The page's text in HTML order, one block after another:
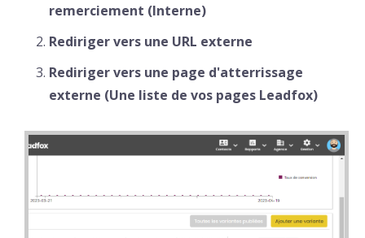
remerciement (Interne)
Rediriger vers une URL externe
Rediriger vers une page d'atterrissage
externe (Une liste de vos pages Leadfox)